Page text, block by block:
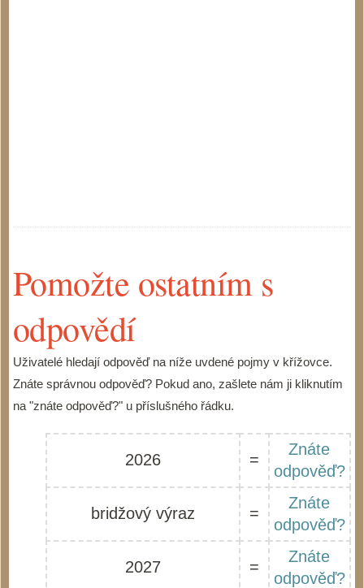
Pomožte ostatním s
odpovědí
Uživatelé hledají odpověď na níže uvdené pojmy v křížovce.
Znáte správnou odpověď? Pokud ano, zašlete nám ji kliknutím
na "znáte odpověď?" u příslušného řádku.
2026 =
Znáte
odpověď?
bridžový výraz =
Znáte
odpověď?
2027 =
Znáte
odpověď?